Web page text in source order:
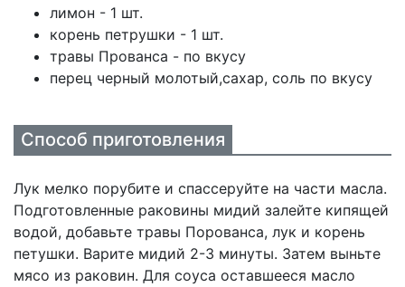
лимон - 1 шт.
корень петрушки - 1 шт.
травы Прованса - по вкусу
перец черный молотый,сахар, соль по вкусу
Способ приготовления
Лук мелко порубите и спассеруйте на части масла.
Подготовленные раковины мидий залейте кипящей
водой, добавьте травы Порованса, лук и корень
петушки. Варите мидий 2-3 минуты. Затем выньте
мясо из раковин. Для соуса оставшееся масло